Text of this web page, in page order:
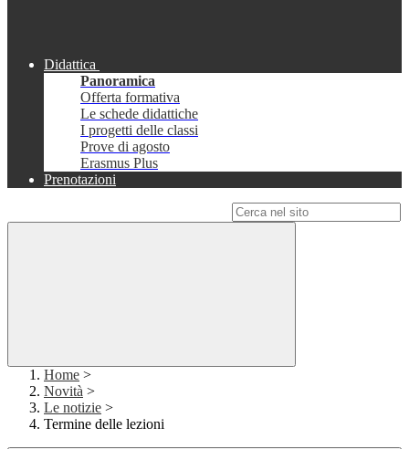
Didattica
Panoramica
Offerta formativa
Le schede didattiche
I progetti delle classi
Prove di agosto
Erasmus Plus
Prenotazioni
Home >
Novità >
Le notizie >
Termine delle lezioni